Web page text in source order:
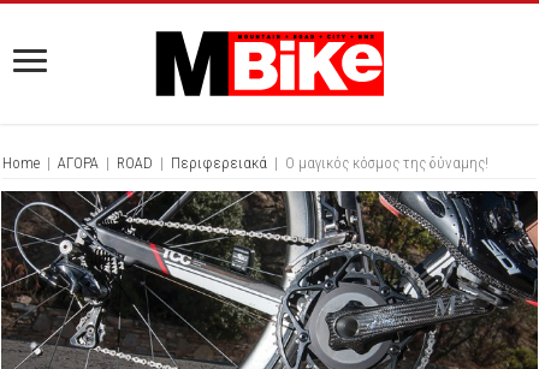
Home | ΑΓΟΡΑ | ROAD | Περιφερειακά | Ο μαγικός κόσμος της δύναμης!